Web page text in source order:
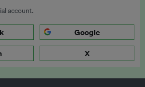
account.
Google
X